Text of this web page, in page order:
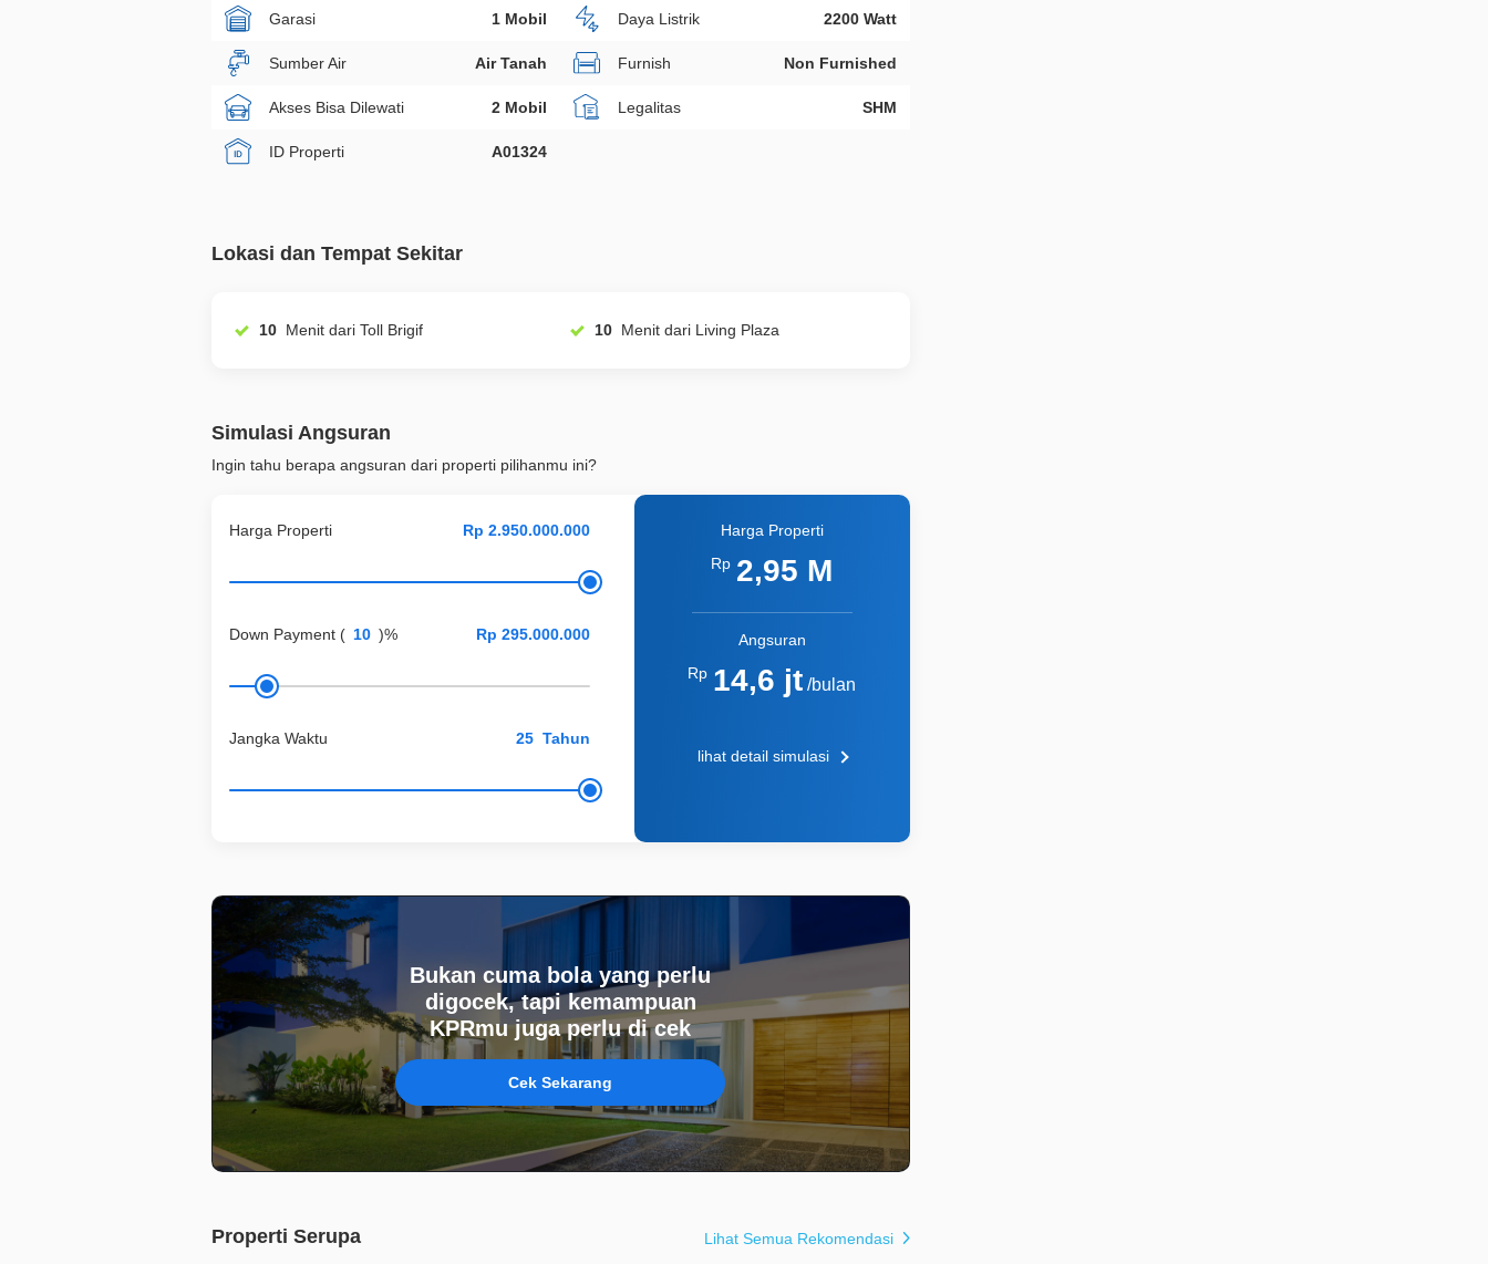
Garasi 1 Mobil Daya Listrik 2200 Watt
Sumber Air Air Tanah Furnish Non Furnished
Akses Bisa Dilewati 2 Mobil Legalitas SHM
ID Properti A01324
Lokasi dan Tempat Sekitar
10 Menit dari Toll Brigif 10 Menit dari Living Plaza
Simulasi Angsuran
Ingin tahu berapa angsuran dari properti pilihanmu ini?
Harga Properti
Down Payment ( )%
Jangka Waktu Tahun
Harga Properti
Rp 2,95 M
Angsuran
Rp 14,6 jt /bulan
lihat detail simulasi
Bukan cuma bola yang perlu
digocek, tapi kemampuan
KPRmu juga perlu di cek
Cek Sekarang
Properti Serupa Lihat Semua Rekomendasi